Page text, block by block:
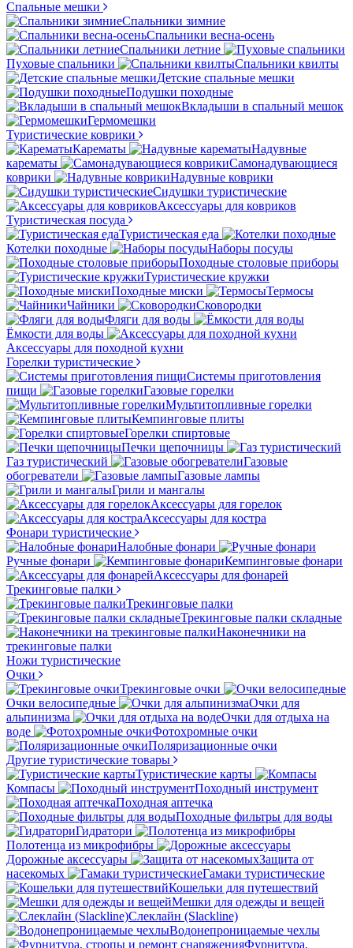
Спальные мешки
Спальники зимние
Спальники весна-осень
Спальники летние
Пуховые спальники
Спальники квилты
Детские спальные мешки
Подушки походные
Вкладыши в спальный мешок
Гермомешки
Туристические коврики
Карематы
Надувные
карематы
Самонадувающиеся
коврики
Надувные коврики
Сидушки туристические
Аксессуары для ковриков
Туристическая посуда
Туристическая еда
Котелки походные
Наборы посуды
Походные столовые приборы
Туристические кружки
Походные миски
Термосы
Чайники
Сковородки
Фляги для воды
Ёмкости для воды
Аксессуары для походной кухни
Горелки туристические
Системы приготовления
пищи
Газовые горелки
Мультитопливные горелки
Кемпинговые плиты
Горелки спиртовые
Печки щепочницы
Газ туристический
Газовые
обогреватели
Газовые лампы
Грили и мангалы
Аксессуары для горелок
Аксессуары для костра
Фонари туристические
Налобные фонари
Ручные фонари
Кемпинговые фонари
Аксессуары для фонарей
Трекинговые палки
Трекинговые палки
Трекинговые палки складные
Наконечники на
трекинговые палки
Ножи туристические
Очки
Трекинговые очки
Очки велосипедные
Очки для
альпинизма
Очки для отдыха на
воде
Фотохромные очки
Поляризационные очки
Другие туристические товары
Туристические карты
Компасы
Походный инструмент
Походная аптечка
Походные фильтры для воды
Гидратори
Полотенца из микрофибры
Дорожные аксессуары
Защита от
насекомых
Гамаки туристические
Кошельки для путешествий
Мешки для одежды и вещей
Слеклайн (Slackline)
Водонепроницаемые чехлы
Фурнитура,